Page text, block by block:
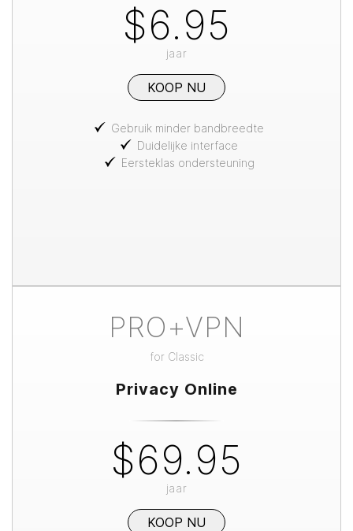
PRO+VPN
for Classic
Privacy Online
$69.95
jaar
KOOP NU
$6.95
jaar
KOOP NU
Gebruik minder bandbreedte
Duidelijke interface
Eersteklas ondersteuning